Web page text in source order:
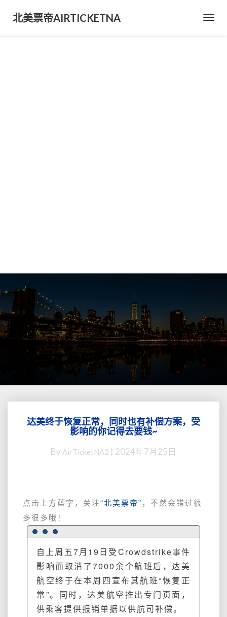
北美票帝AIRTICKETNA
达
美
于
常，
补
偿
方
案，
受
影
达美终于恢复正常，同时也有补偿方案，受
影响的你记得去要钱~
By AirTicketNA2 2024年7月25日
点击上方蓝字，关注“北美票帝” ，不然会错过很
多很多哦！
自上周五7月19日受Crowdstrike事件
影响而取消了7000余个航班后，达美
航空终于在本周四宣布其航班“恢复正
常”。同时，达美航空推出专门页面，
供乘客提供报销单据以供航司补偿。